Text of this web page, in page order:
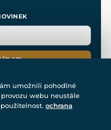
2007-2026.
umožnili pohodlné
webu neustále
ochrana